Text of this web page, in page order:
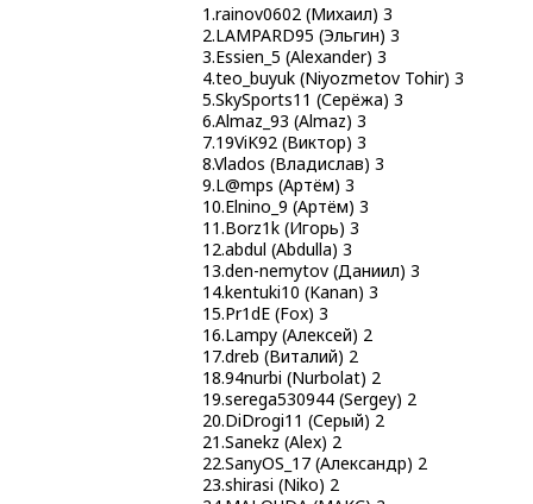
1.rainov0602 (Михаил) 3
2.LAMPARD95 (Эльгин) 3
3.Essien_5 (Alexander) 3
4.teo_buyuk (Niyozmetov Tohir) 3
5.SkySports11 (Серёжа) 3
6.Almaz_93 (Almaz) 3
7.19ViK92 (Виктор) 3
8.Vlados (Владислав) 3
9.L@mps (Артём) 3
10.Elnino_9 (Артём) 3
11.Borz1k (Игорь) 3
12.abdul (Abdulla) 3
13.den-nemytov (Даниил) 3
14.kentuki10 (Kanan) 3
15.Pr1dE (Fox) 3
16.Lampy (Алексей) 2
17.dreb (Виталий) 2
18.94nurbi (Nurbolat) 2
19.serega530944 (Sergey) 2
20.DiDrogi11 (Серый) 2
21.Sanekz (Alex) 2
22.SanyOS_17 (Александр) 2
23.shirasi (Niko) 2